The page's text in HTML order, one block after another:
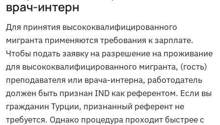
врач-интерн
Для принятия высококвалифицированного
мигранта применяются требования к зарплате.
Чтобы подать заявку на разрешение на проживание
для высококвалифицированного мигранта, (гость)
преподавателя или врача-интерна, работодатель
должен быть признан IND как референтом. Если вы
гражданин Турции, признанный референт не
требуется. Однако процедура проходит быстрее с